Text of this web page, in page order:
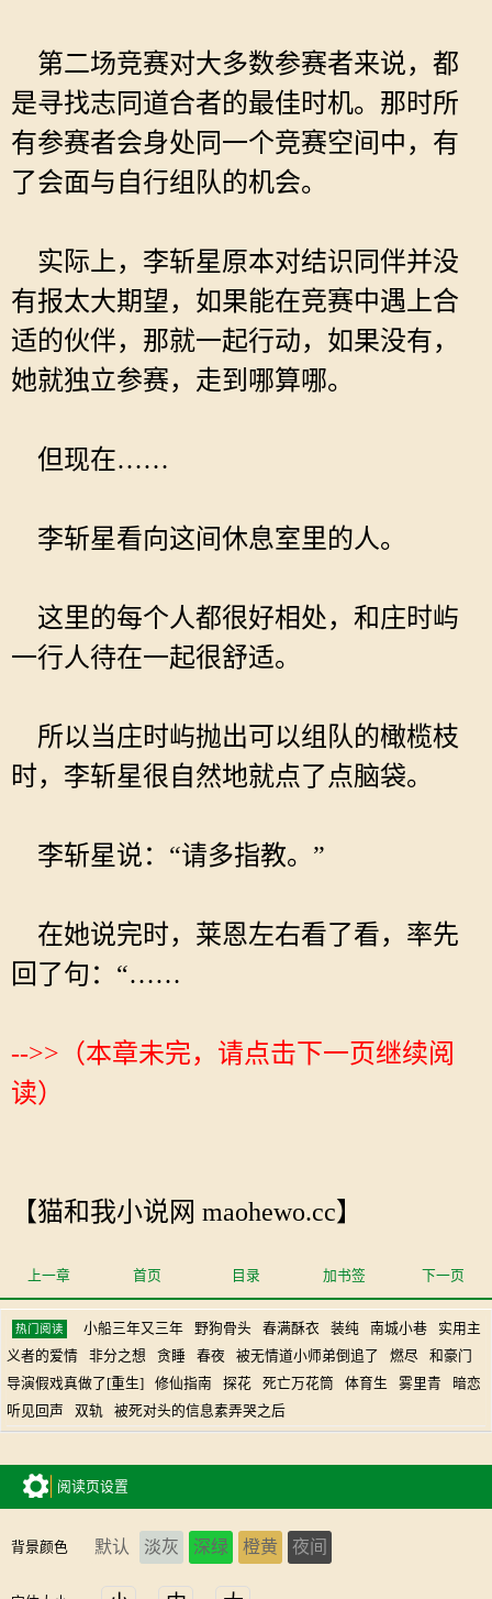
第二场竞赛对大多数参赛者来说，都
是寻找志同道合者的最佳时机。那时所
有参赛者会身处同一个竞赛空间中，有
了会面与自行组队的机会。
实际上，李斩星原本对结识同伴并没
有报太大期望，如果能在竞赛中遇上合
适的伙伴，那就一起行动，如果没有，
她就独立参赛，走到哪算哪。
但现在……
李斩星看向这间休息室里的人。
这里的每个人都很好相处，和庄时屿
一行人待在一起很舒适。
所以当庄时屿抛出可以组队的橄榄枝
时，李斩星很自然地就点了点脑袋。
李斩星说：“请多指教。”
在她说完时，莱恩左右看了看，率先
回了句：“……
-->>（本章未完，请点击下一页继续阅
读）
【猫和我小说网 maohewo.cc】
上一章 首页 目录 加书签 下一页
热门阅读 小船三年又三年 野狗骨头 春满酥衣 装纯 南城小巷
实用主
义者的爱情
非分之想 贪睡 春夜 被无情道小师弟倒追了 燃尽
和豪门
导演假戏真做了[重生]
修仙指南 探花 死亡万花筒 体育生 雾里青
暗恋
听见回声
双轨 被死对头的信息素弄哭之后
阅读页设置
背景颜色 默认 淡灰 深绿 橙黄 夜间